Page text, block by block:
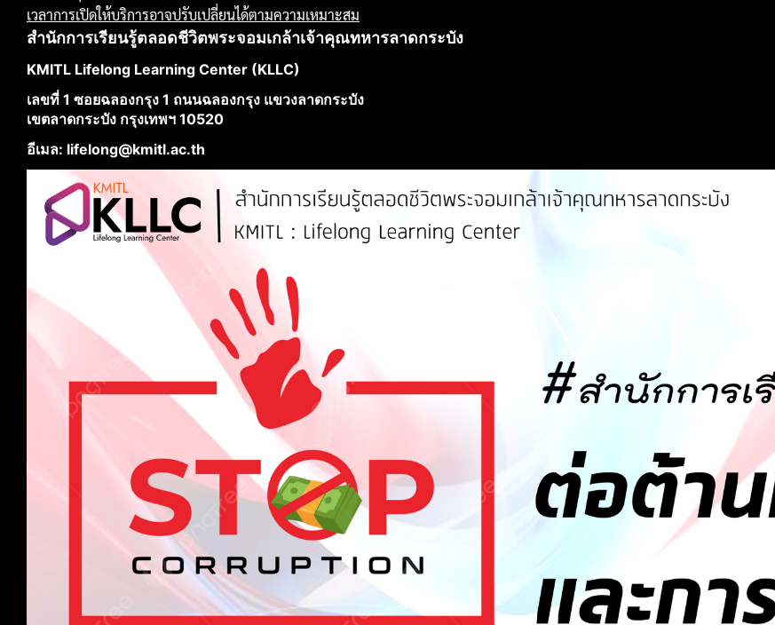
เวลาการเปิดให้บริการอาจปรับเปลี่ยนได้ตามความเหมาะสม
สำนักการเรียนรู้ตลอดชีวิตพระจอมเกล้าเจ้าคุณทหารลาดกระบัง
KMITL Lifelong Learning Center (KLLC)
เลขที่ 1 ซอยฉลองกรุง 1 ถนนฉลองกรุง แขวงลาดกระบัง
เขตลาดกระบัง กรุงเทพฯ 10520
อีเมล: lifelong@kmitl.ac.th